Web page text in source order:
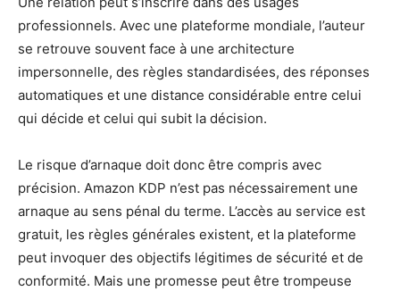
professionnels. Avec une plateforme mondiale, l’auteur
se retrouve souvent face à une architecture
impersonnelle, des règles standardisées, des réponses
automatiques et une distance considérable entre celui
qui décide et celui qui subit la décision.
Le risque d’arnaque doit donc être compris avec
précision. Amazon KDP n’est pas nécessairement une
arnaque au sens pénal du terme. L’accès au service est
gratuit, les règles générales existent, et la plateforme
peut invoquer des objectifs légitimes de sécurité et de
conformité. Mais une promesse peut être trompeuse